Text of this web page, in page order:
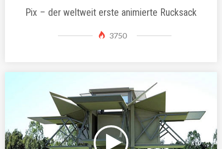
Pix – der weltweit erste animierte Rucksack
3750